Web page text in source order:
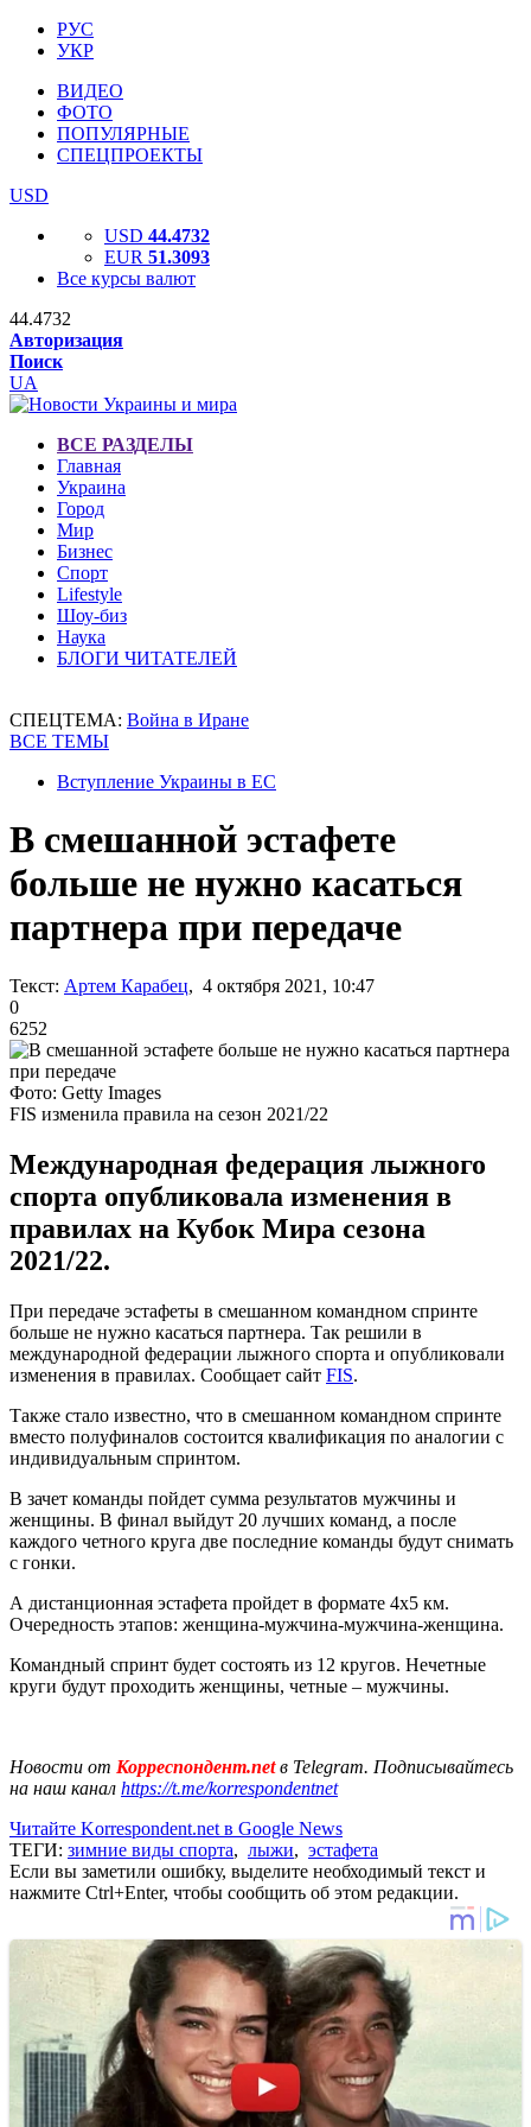
РУС
УКР
ВИДЕО
ФОТО
ПОПУЛЯРНЫЕ
СПЕЦПРОЕКТЫ
USD
USD 44.4732
EUR 51.3093
Все курсы валют
44.4732
Авторизация
Поиск
UA
ВСЕ РАЗДЕЛЫ
Главная
Украина
Город
Мир
Бизнес
Спорт
Lifestyle
Шоу-биз
Наука
БЛОГИ ЧИТАТЕЛЕЙ
СПЕЦТЕМА: Война в Иране
ВСЕ ТЕМЫ
Вступление Украины в ЕС
В смешанной эстафете
больше не нужно касаться
партнера при передаче
Текст: Артем Карабец, 4 октября 2021, 10:47
0
6252
Фото: Getty Images
FIS изменила правила на сезон 2021/22
Международная федерация лыжного
спорта опубликовала изменения в
правилах на Кубок Мира сезона
2021/22.
При передаче эстафеты в смешанном командном спринте
больше не нужно касаться партнера. Так решили в
международной федерации лыжного спорта и опубликовали
изменения в правилах. Сообщает сайт FIS.
Также стало известно, что в смешанном командном спринте
вместо полуфиналов состоится квалификация по аналогии с
индивидуальным спринтом.
В зачет команды пойдет сумма результатов мужчины и
женщины. В финал выйдут 20 лучших команд, а после
каждого четного круга две последние команды будут снимать
с гонки.
А дистанционная эстафета пройдет в формате 4х5 км.
Очередность этапов: женщина-мужчина-мужчина-женщина.
Командный спринт будет состоять из 12 кругов. Нечетные
круги будут проходить женщины, четные – мужчины.
Новости от Корреспондент.netв Telegram. Подписывайтесь
на наш канал https://t.me/korrespondentnet
Читайте Korrespondent.net в Google News
ТЕГИ: зимние виды спорта, лыжи, эстафета
Если вы заметили ошибку, выделите необходимый текст и
нажмите Ctrl+Enter, чтобы сообщить об этом редакции.